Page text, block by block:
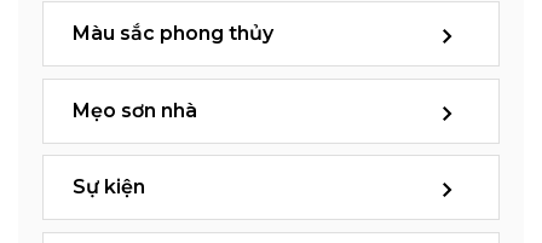
Màu sắc phong thủy
Mẹo sơn nhà
Sự kiện